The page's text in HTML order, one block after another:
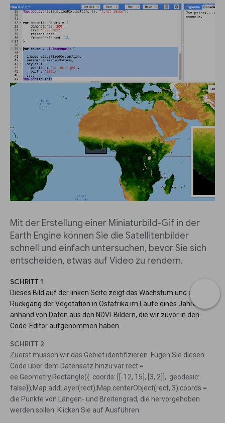
Mit der Erstellung einer Miniaturbild-Gif in der
Earth Engine können Sie die Satellitenbilder
schnell und einfach untersuchen, bevor Sie sich
entscheiden, etwas auf Video zu rendern.
SCHRITT 1
Dieses Bild auf der linken Seite zeigt das Wachstum und den
Rückgang der Vegetation in Ostafrika im Laufe eines Jahres
anhand von Daten aus den NDVI-Bildern, die wir zuvor in den
Code-Editor aufgenommen haben.
SCHRITT 2
Zuerst müssen wir das Gebiet identifizieren. Fügen Sie diesen
Code über dem Datensatz hinzu:var rect =
ee.Geometry.Rectangle({ coords: [[-12, 15], [3, 2]], geodesic:
false});Map.addLayer(rect);Map.centerObject(rect, 3);coords =
die Punkte von Längen- und Breitengrad, die hervorgehoben
werden sollen. Klicken Sie auf Ausführen